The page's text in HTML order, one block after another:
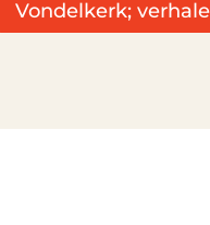
Vondelkerk;